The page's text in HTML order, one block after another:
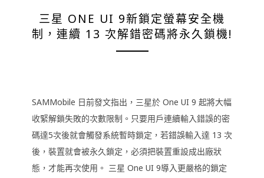
三星 ONE UI 9新鎖定螢幕安全機
制，連續 13 次解錯密碼將永久鎖機!
SAMMobile 日前發文指出，三星於 One UI 9 起將大幅
收緊解鎖失敗的次數限制。只要用戶連續輸入錯誤的密
碼達5次後就會觸發系統暫時鎖定，若錯誤輸入達 13 次
後，裝置就會被永久鎖定，必須把裝置重設成出廠狀
態，才能再次使用。 三星 One UI 9導入更嚴格的鎖定